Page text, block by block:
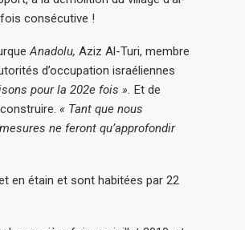
consécutive !
Anadolu, Aziz Al-Turi, membre
d’occupation israéliennes
pour la 202e fois ». Et de
« Tant que nous
ne feront qu’approfondir
en étain et sont habitées par 22